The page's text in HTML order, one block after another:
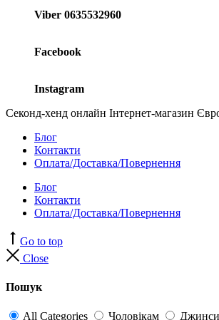
Viber 0635532960
Facebook
Instagram
Секонд-хенд онлайн Інтернет-магазин
Блог
Контакти
Оплата/Доставка/Повернення
Блог
Контакти
Оплата/Доставка/Повернення
Go to top
Close
Пошук
All Categories Чоловікам Джинси